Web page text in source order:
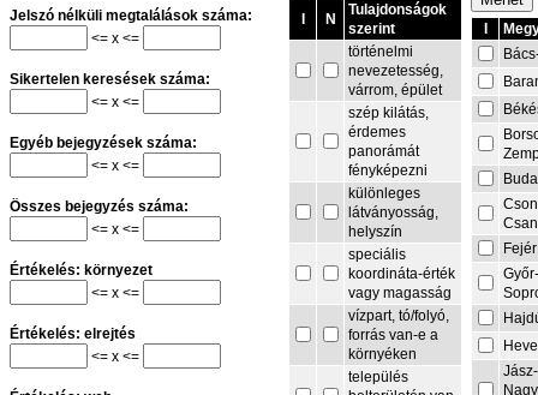
Jelszó nélküli megtalálások száma:
<= x <=
Sikertelen keresések száma:
<= x <=
Egyéb bejegyzések száma:
<= x <=
Összes bejegyzés száma:
<= x <=
Értékelés: környezet
<= x <=
Értékelés: elrejtés
<= x <=
N
Tulajdonságok
szerint
történelmi
nevezetesség,
várrom, épület
szép kilátás,
érdemes
panorámát
fényképezni
különleges
látványosság,
helyszín
speciális
koordináta-érték
vagy magasság
vízpart, tó/folyó,
forrás van-e a
környéken
település
Fejér
Jász-